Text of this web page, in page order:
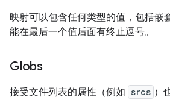
映射可以包含任何类型的值，包括嵌
能在最后一个值后面有终止逗号。
Globs
接受文件列表的属性（例如 srcs ）